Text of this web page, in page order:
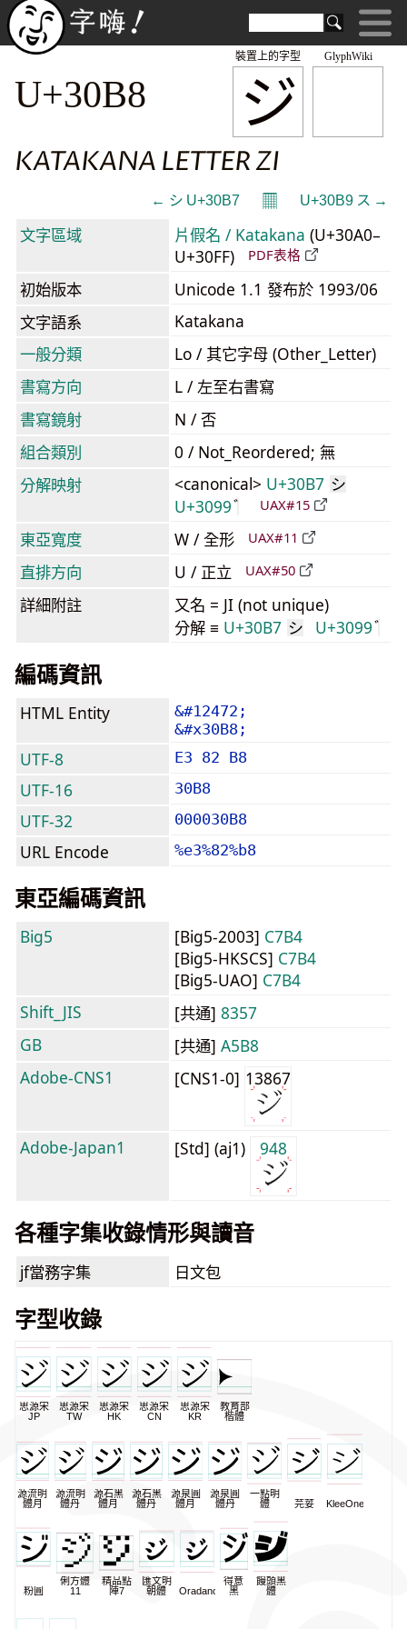
GlyphWiki
ジ
裝置上的字型
U+30B8
KATAKANA LETTER ZI
← シ U+30B7 𝄜 U+30B9 ス →
文字區域 片假名 / Katakana (U+30A0–
U+30FF)
PDF表格
初始版本
Unicode 1.1 發布於 1993/06
文字語系
Katakana
一般分類
Lo / 其它字母 (Other_Letter)
書寫方向
L / 左至右書寫
書寫鏡射
N / 否
組合類別
0 / Not_Reordered; 無
分解映射
<canonical> U+30B7 シ
U+3099 UAX#15
東亞寬度 W / 全形 UAX#11
直排方向 U / 正立 UAX#50
詳細附註
又名 = JI (not unique)
分解 ≡ U+30B7 シ U+3099
編碼資訊
HTML Entity
&#12472;
&#x30B8;
UTF-8 E3 82 B8
UTF-16 30B8
UTF-32 000030B8
URL Encode %e3%82%b8
東亞編碼資訊
Big5 [Big5-2003] C7B4
[Big5-HKSCS] C7B4
[Big5-UAO] C7B4
Shift_JIS
[共通] 8357
GB
[共通] A5B8
Adobe-CNS1
[CNS1-0] 13867
Adobe-Japan1 [Std] (aj1) 948
各種字集收錄情形與讀音
jf當務字集 日文包
字型收錄
思源宋
JP
思源宋
TW
思源宋
HK
思源宋
CN
思源宋
KR
教育部
楷體
源流明
體月
源流明
體丹
源石黑
體月
源石黑
體丹
源泉圓
體月
源泉圓
體丹
一點明
體
芫荽 KleeOne
粉圓
俐方體
11
精品點
陣7
匯文明
朝體
Oradano
得意
黑
饅頭黑
體